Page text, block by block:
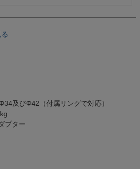
及びΦ42（付属リングで対応）
プター